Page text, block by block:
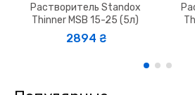
Растворитель Standox
Thinner MSB 15-25 (5л)
2894 ₴